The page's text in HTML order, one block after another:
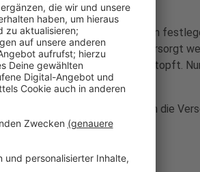
Ärtze und Ambulanzen
gehört und wer zu Hause versorgt
das Krankenhaus sonst vestopft.
- in die Ambulanz kommen.
Dülmen und Nottuln planen die
Dülmen zu konzentrieren.